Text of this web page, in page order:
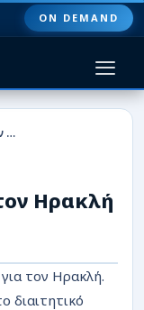
ON DEMAND
Αφαίρεση 6 βαθμών στον Ηρακλή
Ηρακλή
τον Ηρακλή.
διαιτητικό